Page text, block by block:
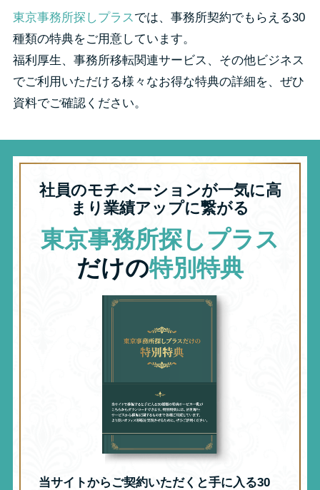
東京事務所探しプラス では、事務所契約でもらえる30
種類の特典をご用意しています。
福利厚生、事務所移転関連サービス、その他ビジネス
でご利用いただける様々なお得な特典の詳細を、ぜひ
資料でご確認ください。
社員のモチベーションが一気に高
まり業績アップに繋がる
東京事務所探しプラス
だけの特別特典
当サイトからご契約いただくと手に入る30